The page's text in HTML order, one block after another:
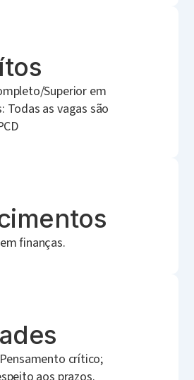
Superior em
Todas as vagas são
finanças.
crítico;